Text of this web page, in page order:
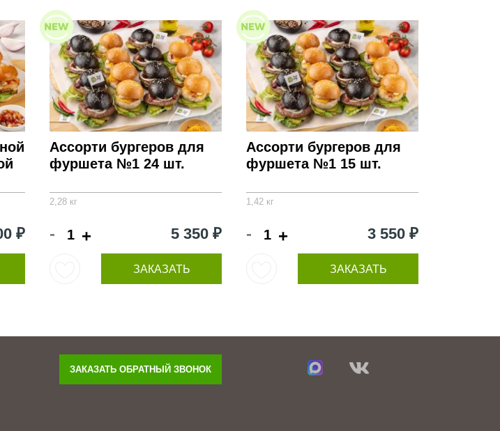
₽
Ассорти бургеров для
фуршета №1 24 шт.
2,28 кг
- + 5 350 ₽
ЗАКАЗАТЬ
Ассорти бургеров для
фуршета №1 15 шт.
1,42 кг
- + 3 550 ₽
ЗАКАЗАТЬ
ЗАКАЗАТЬ ОБРАТНЫЙ ЗВОНОК